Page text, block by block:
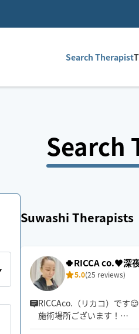
Search Therapist
Search
Suwashi Therapists
🍀RICCA co.♥️‬深
セラピー🍀
5.0(25 reviews)
RICCAco.（リカコ）です
施術場所ございます！
※対応エリア外も近郊可能